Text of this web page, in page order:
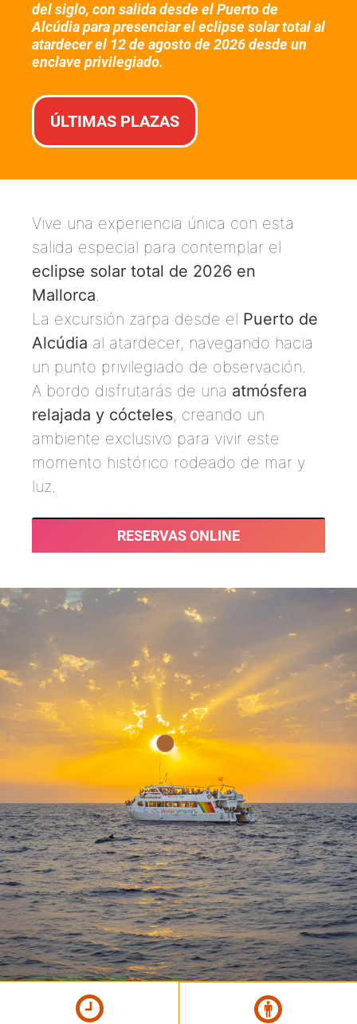
del siglo, con salida desde el Puerto de
Alcúdia para presenciar el eclipse solar total al
atardecer el 12 de agosto de 2026 desde un
enclave privilegiado.
ÚLTIMAS PLAZAS
Vive una experiencia única con esta
salida especial para contemplar el
eclipse solar total de 2026 en
Mallorca.
La excursión zarpa desde el Puerto de
Alcúdia al atardecer, navegando hacia
un punto privilegiado de observación.
A bordo disfrutarás de una atmósfera
relajada y cócteles, creando un
ambiente exclusivo para vivir este
momento histórico rodeado de mar y
luz.
RESERVAS ONLINE